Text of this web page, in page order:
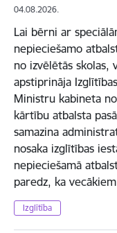
04.08.2026.
Lai bērni ar
nepieciešamo
no izvēlētās skolas,
apstiprināja
Ministru kabineta
kārtību atbalsta
samazina
nosaka izglītības
nepieciešamā
paredz, ka
Izglītība